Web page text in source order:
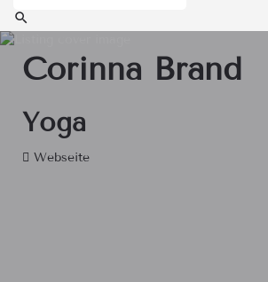
Corinna Brand
Yoga
Webseite